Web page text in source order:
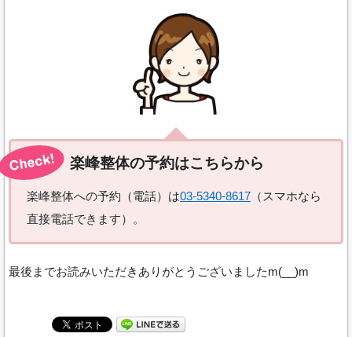
楽峰整体の予約はこちらから
楽峰整体への予約（電話）は03-5340-8617 （スマホなら
直接電話できます）。
最後までお読みいただきありがとうございましたm(__)m